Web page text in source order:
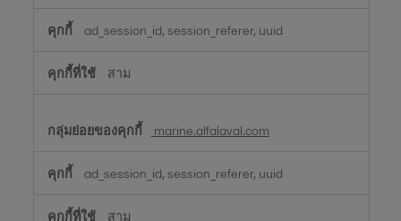
ad_session_id, session_referer, uuid
สาม
marine.alfalaval.com
ad_session_id, session_referer, uuid
สาม